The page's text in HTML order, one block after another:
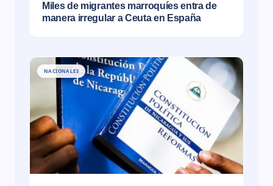
Miles de migrantes marroquíes entra de
manera irregular a Ceuta en España
NACIONALES